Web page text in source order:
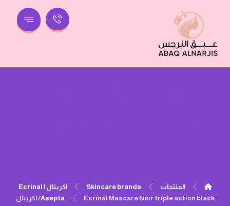
المنتجات Skincare brands
اكرينال | Ecrinal
Asepta
Ecrinal Mascara Noir triple action black/ اكرينال